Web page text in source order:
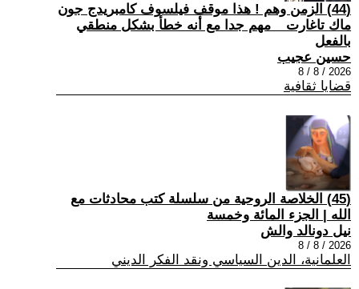
(44) الزمن وهم ! هذا موقف فيلسوف كامبريدج جون
ماك تاغارت _ مهم جدا مع أنه خطأ بشكل منطقي
بالفعل
حسين عجيب
2026 / 8 / 8
قضايا ثقافية
(45) الخلاصة الروحية من سلسلة كتب محادثات مع
الله | الجزء المائة وخمسة
نيل دونالد والش
2026 / 8 / 8
العلمانية، الدين السياسي ونقد الفكر الديني